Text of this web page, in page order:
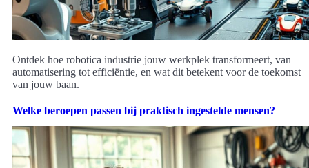
Ontdek hoe robotica industrie jouw werkplek transformeert, van
automatisering tot efficiëntie, en wat dit betekent voor de toekomst
van jouw baan.
Welke beroepen passen bij praktisch ingestelde mensen?